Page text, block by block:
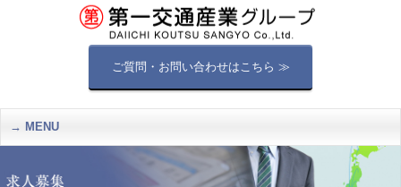
ご質問・お問い合わせはこちら ≫
MENU